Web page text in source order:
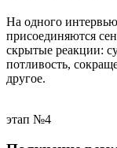
На одного
присоединяются
скрытые реакции:
потливость,
другое.
этап №4